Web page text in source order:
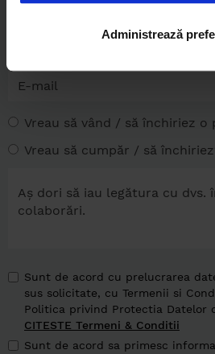
Administrează
Vreau să vând / să închiriez o
Vreau să cumpăr / să
Sunt de acord cu prelucrarea
sus solicitate, cu Termenii si
Politica privind Protectia Datelor
CITESTE Termeni & Conditii
Sunt de acord sa primesc